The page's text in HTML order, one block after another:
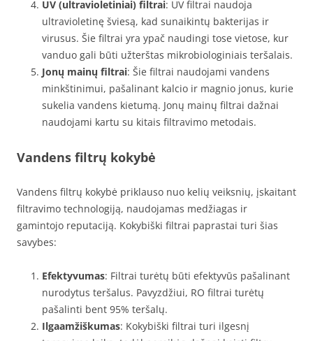
UV (ultravioletiniai) filtrai: UV filtrai naudoja
ultravioletinę šviesą, kad sunaikintų bakterijas ir
virusus. Šie filtrai yra ypač naudingi tose vietose, kur
vanduo gali būti užterštas mikrobiologiniais teršalais.
Jonų mainų filtrai: Šie filtrai naudojami vandens
minkštinimui, pašalinant kalcio ir magnio jonus, kurie
sukelia vandens kietumą. Jonų mainų filtrai dažnai
naudojami kartu su kitais filtravimo metodais.
Vandens filtrų kokybė
Vandens filtrų kokybė priklauso nuo kelių veiksnių, įskaitant
filtravimo technologiją, naudojamas medžiagas ir
gamintojo reputaciją. Kokybiški filtrai paprastai turi šias
savybes:
Efektyvumas: Filtrai turėtų būti efektyvūs pašalinant
nurodytus teršalus. Pavyzdžiui, RO filtrai turėtų
pašalinti bent 95% teršalų.
Ilgaamžiškumas: Kokybiški filtrai turi ilgesnį